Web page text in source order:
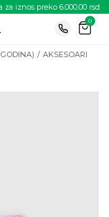
iznos preko 6.000.00 rsd
0
AKSESOARI